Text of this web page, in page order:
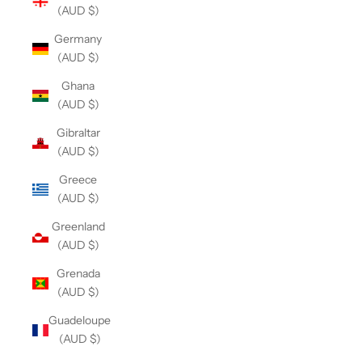
(AUD $)
Germany
(AUD $)
Ghana
(AUD $)
Gibraltar
(AUD $)
Greece
(AUD $)
Greenland
(AUD $)
Grenada
(AUD $)
Guadeloupe
(AUD $)